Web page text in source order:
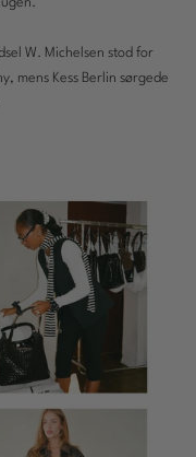
W. Michelsen stod for
mens Kess Berlin sørgede